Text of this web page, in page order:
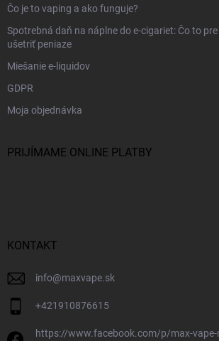
Čo je to vaping a ako funguje?
Spotrebná daň na náplne do e-cigariet: Čo to
ušetriť peniaze
Miešanie e-liquidov
GDPR
Moja objednávka
PRIJÍMAME ONLINE PLATBY
KONTAKT
info@maxvape.sk
+421910876615
https://www.facebook.com/p/max-vape-